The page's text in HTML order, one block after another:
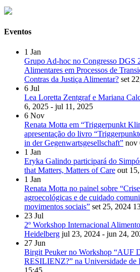
Eventos
1 Jan
Grupo Ad-hoc no Congresso DGS
Alimentares em Processos de
Contras da Justiça Alimentar? set
6 Jul
Lea Loretta Zentgraf e Mariana
6, 2025 - jul 11, 2025
6 Nov
Renata Motta em “Triggerpunkt
apresentação do livro
in der Gegenwartsgesellschaft” nov
1 Jan
Eryka Galindo participará do
that Matters, Matters of Care out
1 Jan
Renata Motta no painel sobre
agroecológicas e de cuidado
movimentos sociais” set 25, 2024
23 Jul
2º Workshop Internacional
Heidelberg jul 23, 2024 - jun 24,
27 Jun
Birgit Peuker no Workshop “AUF
RESILIENZ?” na Universidade de
15:45